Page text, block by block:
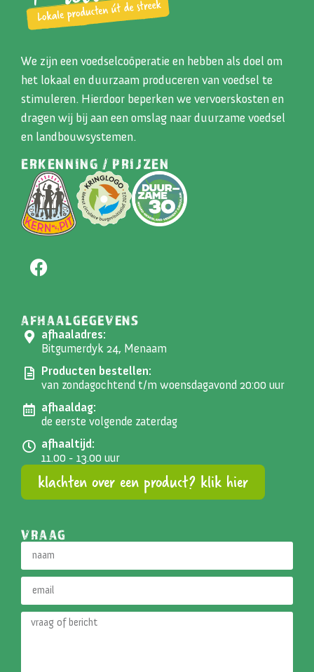
We zijn een voedselcoöperatie en hebben als doel om
het lokaal en duurzaam produceren van voedsel te
stimuleren. Hierdoor beperken we vervoerskosten en
dragen wij bij aan een omslag naar duurzame voedsel
en landbouwsystemen.
ERKENNING / PRIJZEN
AFHAALGEGEVENS
afhaaladres:
Bitgumerdyk 24, Menaam
Producten bestellen:
van zondagochtend t/m woensdagavond 20:00 uur
afhaaldag:
de eerste volgende zaterdag
afhaaltijd:
11.00 - 13.00 uur
klachten over een product? klik hier
VRAAG